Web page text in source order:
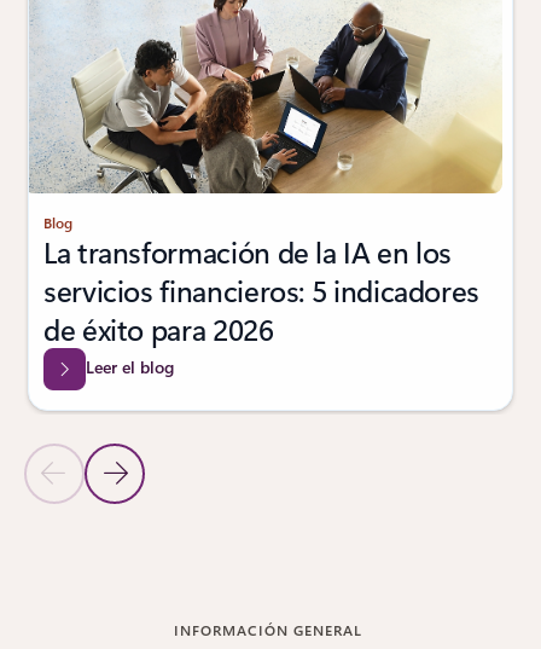
Diapositiva anterior
Diapositiva siguiente
Blog
La transformación de la IA en los
servicios financieros: 5 indicadores
de éxito para 2026
Leer el blog
INFORMACIÓN GENERAL